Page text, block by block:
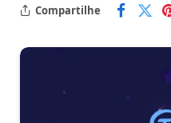
Compartilhe